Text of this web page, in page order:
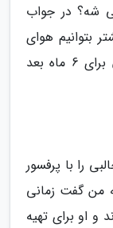
شه؟ در جواب
بتوانیم هوای
48 ساعت بعد را پیش بینی کنیم، از الان برای 6 ماه بعد
را با پرفسور
من گفت زمانی
و او برای تهیه